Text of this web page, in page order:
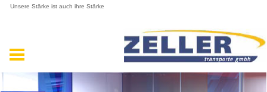
Unsere Stärke ist auch ihre Stärke